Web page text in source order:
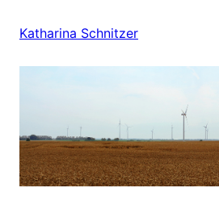
InhaltKatharina Schnitzer